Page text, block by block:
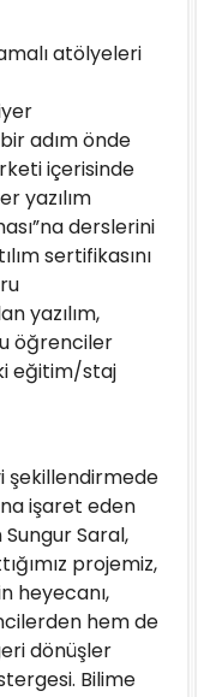
atölyeleri
adım önde
içerisinde
yazılım
derslerini
sertifikasını
yazılım,
öğrenciler
eğitim/staj
şekillendirmede
işaret eden
Saral,
projemiz,
heyecanı,
hem de
dönüşler
Bilime